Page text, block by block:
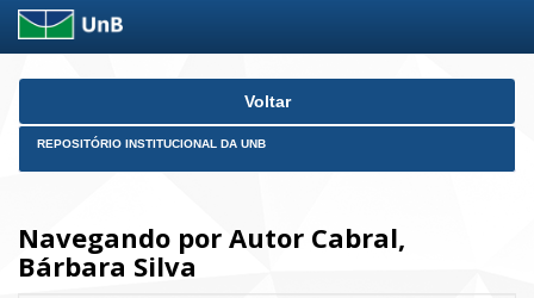
Skip
Voltar
REPOSITÓRIO INSTITUCIONAL DA UNB
Navegando por Autor Cabral,
Bárbara Silva